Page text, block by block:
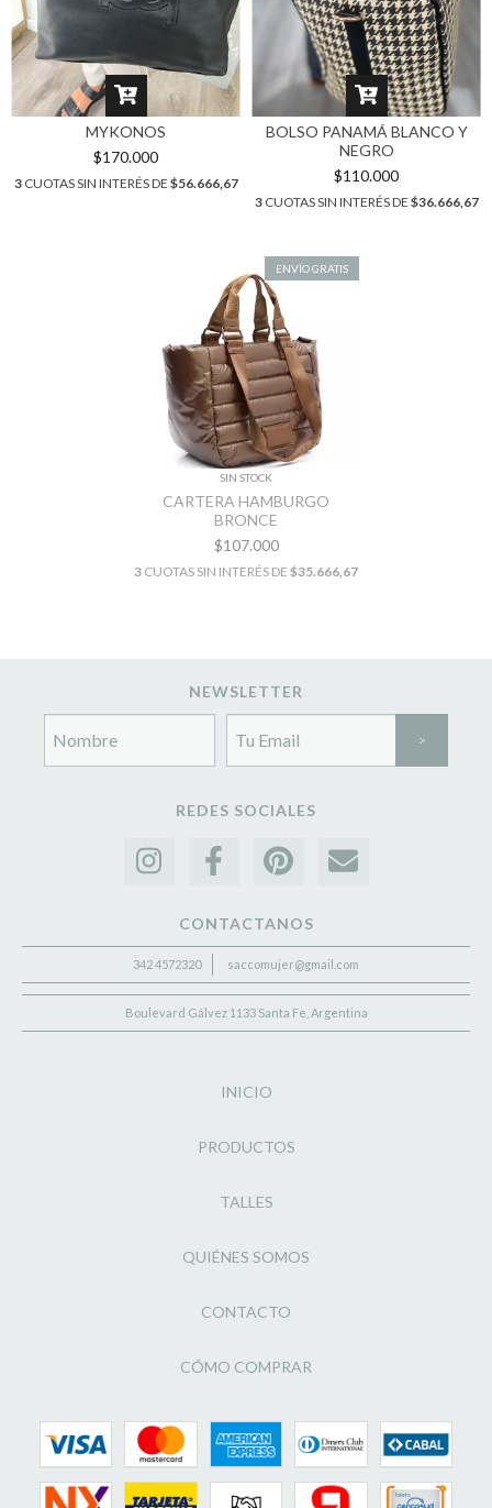
MYKONOS
$170.000
3CUOTAS SIN INTERÉS DE $56.666,67
BOLSO PANAMÁ BLANCO Y
NEGRO
$110.000
3CUOTAS SIN INTERÉS DE $36.666,67
ENVÍO GRATIS
SIN STOCK
CARTERA HAMBURGO
BRONCE
$107.000
3 CUOTAS SIN INTERÉS DE $35.666,67
NEWSLETTER
REDES SOCIALES
CONTACTANOS
342 4572320 saccomujer@gmail.com
Boulevard Gálvez 1133 Santa Fe, Argentina
INICIO
PRODUCTOS
TALLES
QUIÉNES SOMOS
CONTACTO
CÓMO COMPRAR